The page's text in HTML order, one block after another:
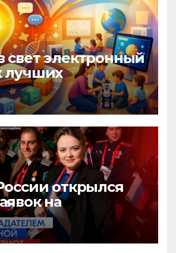
электронный
лучших
практик
дошкольного
открылся
на
премию